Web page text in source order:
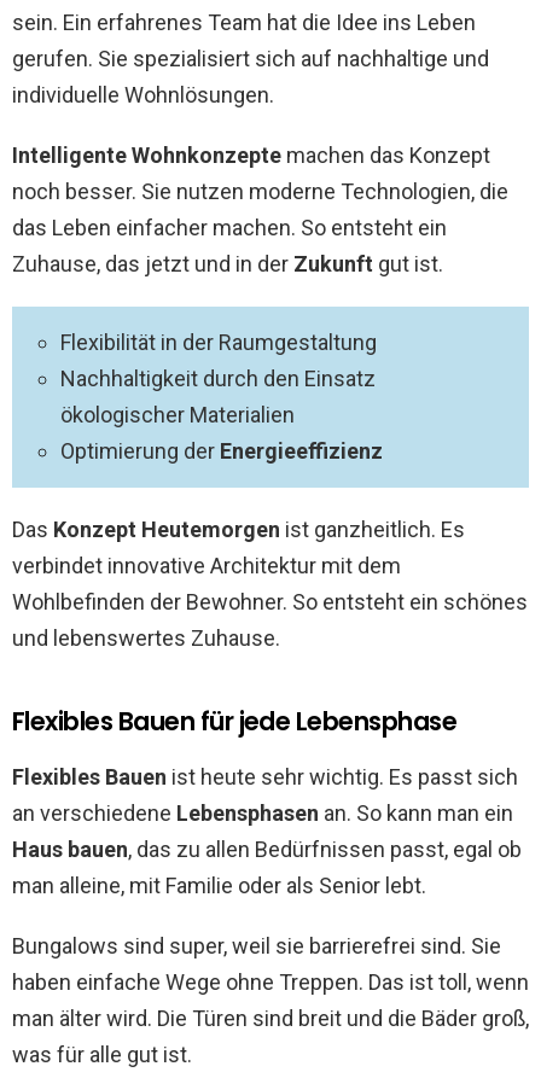
sein. Ein erfahrenes Team hat die Idee ins Leben
gerufen. Sie spezialisiert sich auf nachhaltige und
individuelle Wohnlösungen.
Intelligente Wohnkonzepte machen das Konzept
noch besser. Sie nutzen moderne Technologien, die
das Leben einfacher machen. So entsteht ein
Zuhause, das jetzt und in der Zukunft gut ist.
Flexibilität in der Raumgestaltung
Nachhaltigkeit durch den Einsatz
ökologischer Materialien
Optimierung der Energieeffizienz
Das Konzept Heutemorgen ist ganzheitlich. Es
verbindet innovative Architektur mit dem
Wohlbefinden der Bewohner. So entsteht ein schönes
und lebenswertes Zuhause.
Flexibles Bauen für jede Lebensphase
Flexibles Bauen ist heute sehr wichtig. Es passt sich
an verschiedene Lebensphasen an. So kann man ein
Haus bauen, das zu allen Bedürfnissen passt, egal ob
man alleine, mit Familie oder als Senior lebt.
Bungalows sind super, weil sie barrierefrei sind. Sie
haben einfache Wege ohne Treppen. Das ist toll, wenn
man älter wird. Die Türen sind breit und die Bäder groß,
was für alle gut ist.